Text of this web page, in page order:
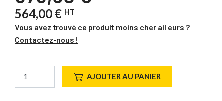
564,00 € HT
Vous avez trouvé ce produit moins cher ailleurs ?
Contactez-nous !
AJOUTER AU PANIER